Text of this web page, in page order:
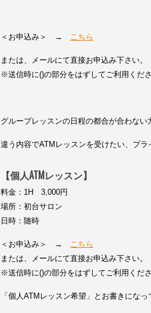
＜お申込み＞ → こちら
または、メールにて直接お申込み下さい
※送信時に()の部分をはずしてご利用くださ
グループレッスンの日程の都合が合わない
違う内容でATMレッスンを受けたい、プ
【個人ATMレッスン】
料金：1H 3,000円
場所：初台サロン
日時：随時
＜お申込み＞ → こちら
または、メールにて直接お申込み下さい
※送信時に()の部分をはずしてご利用くださ
「個人ATMレッスン希望」とお書きになっ